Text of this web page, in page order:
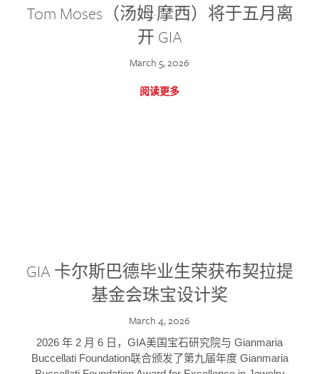
Tom Moses（汤姆·摩西）将于五月离
开 GIA
March 5, 2026
阅读更多
GIA 卡尔斯巴德毕业生荣获布契拉提
基金会珠宝设计奖
March 4, 2026
2026 年 2 月 6 日，GIA美国宝石研究院与 Gianmaria
Buccellati Foundation联合颁发了第九届年度 Gianmaria